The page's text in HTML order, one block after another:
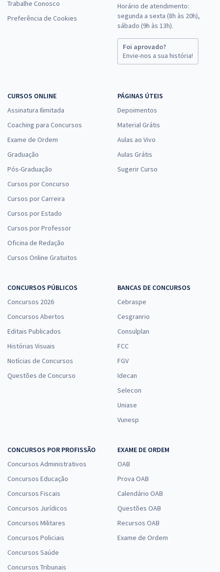
Trabalhe Conosco
Preferência de Cookies
Horário de atendimento:
segunda a sexta (8h às 20h),
sábado (9h às 13h).
Foi aprovado?
Envie-nos a sua história!
CURSOS ONLINE
Assinatura Ilimitada
Coaching para Concursos
Exame de Ordem
Graduação
Pós-Graduação
Cursos por Concurso
Cursos por Carreira
Cursos por Estado
Cursos por Professor
Oficina de Redação
Cursos Online Gratuitos
PÁGINAS ÚTEIS
Depoimentos
Material Grátis
Aulas ao Vivo
Aulas Grátis
Sugerir Curso
CONCURSOS PÚBLICOS
Concursos 2026
Concursos Abertos
Editais Publicados
Histórias Visuais
Notícias de Concursos
Questões de Concurso
BANCAS DE CONCURSOS
Cebraspe
Cesgranrio
Consulplan
FCC
FGV
Idecan
Selecon
Uniase
Vunesp
CONCURSOS POR PROFISSÃO
Concursos Administrativos
Concursos Educação
Concursos Fiscais
Concursos Jurídicos
Concursos Militares
Concursos Policiais
Concursos Saúde
Concursos Tribunais
EXAME DE ORDEM
OAB
Prova OAB
Calendário OAB
Questões OAB
Recursos OAB
Exame de Ordem